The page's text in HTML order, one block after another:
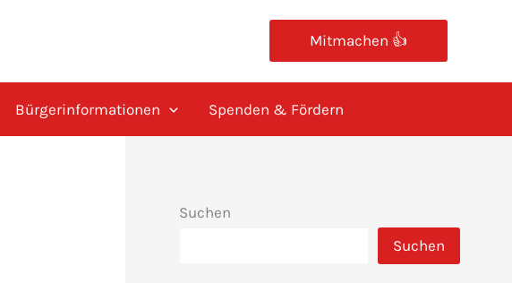
Mitmachen 👍
Bürgerinformationen Spenden & Fördern
Suchen
Suchen